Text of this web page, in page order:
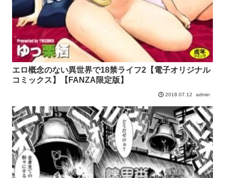
エロ概念のない異世界で18禁ライフ2【電子オリジナル
コミックス】【FANZA限定版】
2018.07.12 admin